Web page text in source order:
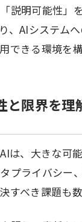
説明可能性」
、AIシステム
できる環境を
と限界を理
は、大きな可
プライバシー
すべき課題も